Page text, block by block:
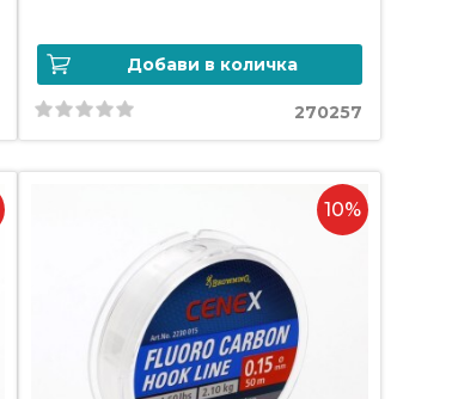
Добави в количка
270257
10%